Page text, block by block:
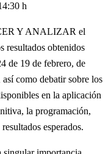
h
Y ANALIZAR el
resultados obtenidos
de 19 de febrero, de
como debatir sobre los
en la aplicación
la programación,
esperados.